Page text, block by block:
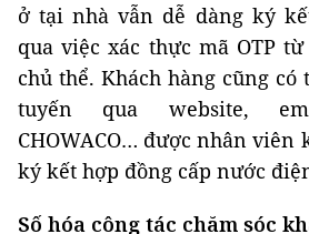
ở tại nhà vẫn dễ dàng ký
qua việc xác thực mã OTP
chủ thể. Khách hàng cũng có
tuyến qua website,
CHOWACO… được nhân viên
ký kết hợp đồng cấp nước
Số hóa công tác chăm sóc